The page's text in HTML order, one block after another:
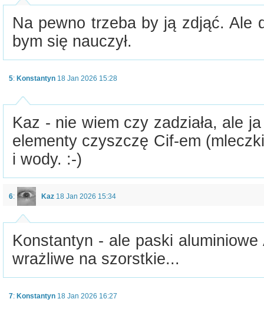
Na pewno trzeba by ją zdjąć. Ale
bym się nauczył.
5: Konstantyn 18 Jan 2026 15:28
Kaz - nie wiem czy zadziała, ale
elementy czyszczę Cif-em
i wody. :-)
6: Kaz 18 Jan 2026 15:34
Konstantyn - ale paski
wrażliwe na szorstkie...
7: Konstantyn 18 Jan 2026 16:27